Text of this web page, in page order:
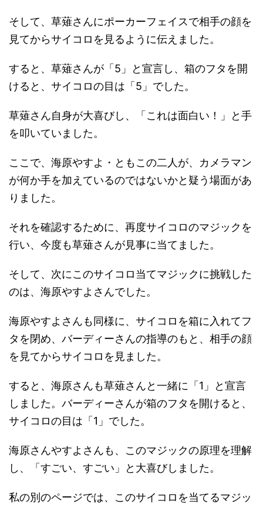
そして、草薙さんにポーカーフェイスで相手の顔を
見てからサイコロを見るように伝えました。
すると、草薙さんが「5」と宣言し、箱のフタを開
けると、サイコロの目は「5」でした。
草薙さん自身が大喜びし、「これは面白い！」と手
を叩いていました。
ここで、海原やすよ・ともこの二人が、カメラマン
が何か手を加えているのではないかと疑う場面があ
りました。
それを確認するために、再度サイコロのマジックを
行い、今度も草薙さんが見事に当てました。
そして、次にこのサイコロ当てマジックに挑戦した
のは、海原やすよさんでした。
海原やすよさんも同様に、サイコロを箱に入れてフ
タを閉め、バーディーさんの指導のもと、相手の顔
を見てからサイコロを見ました。
すると、海原さんも草薙さんと一緒に「1」と宣言
しました。バーディーさんが箱のフタを開けると、
サイコロの目は「1」でした。
海原さんやすよさんも、このマジックの原理を理解
し、「すごい、すごい」と大喜びしました。
私の別のページでは、このサイコロを当てるマジッ